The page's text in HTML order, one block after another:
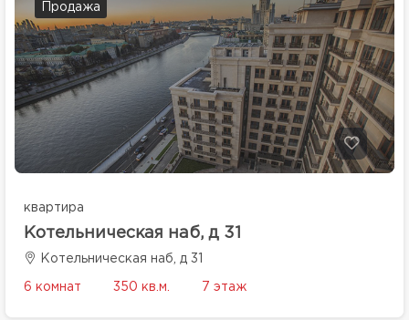
Продажа
квартира
Котельническая наб, д 31
Котельническая наб, д 31
6 комнат 350 кв.м. 7 этаж